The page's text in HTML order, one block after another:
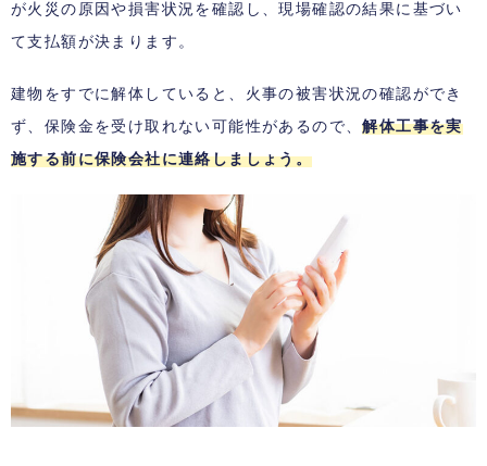
が火災の原因や損害状況を確認し、現場確認の結果に基づい
て支払額が決まります。
建物をすでに解体していると、火事の被害状況の確認ができ
ず、保険金を受け取れない可能性があるので、解体工事を実
施する前に保険会社に連絡しましょう。